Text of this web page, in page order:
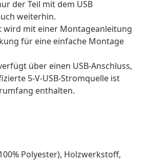
der Teil mit dem USB
weiterhin.
wird mit einer Montageanleitung
für eine einfache Montage
über einen USB-Anschluss,
5-V-USB-Stromquelle ist
enthalten.
Polyester), Holzwerkstoff,